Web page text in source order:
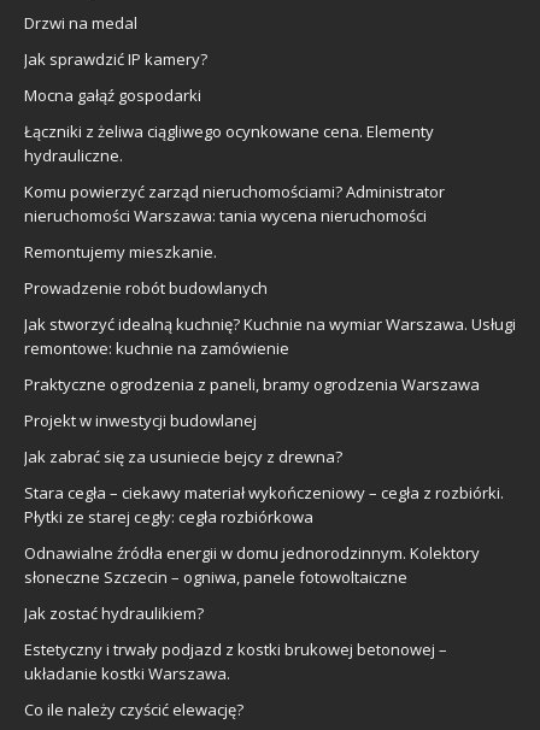
Drzwi na medal
Jak sprawdzić IP kamery?
Mocna gałąź gospodarki
Łączniki z żeliwa ciągliwego ocynkowane cena. Elementy
hydrauliczne.
Komu powierzyć zarząd nieruchomościami? Administrator
nieruchomości Warszawa: tania wycena nieruchomości
Remontujemy mieszkanie.
Prowadzenie robót budowlanych
Jak stworzyć idealną kuchnię? Kuchnie na wymiar Warszawa. Usługi
remontowe: kuchnie na zamówienie
Praktyczne ogrodzenia z paneli, bramy ogrodzenia Warszawa
Projekt w inwestycji budowlanej
Jak zabrać się za usuniecie bejcy z drewna?
Stara cegła – ciekawy materiał wykończeniowy – cegła z rozbiórki.
Płytki ze starej cegły: cegła rozbiórkowa
Odnawialne źródła energii w domu jednorodzinnym. Kolektory
słoneczne Szczecin – ogniwa, panele fotowoltaiczne
Jak zostać hydraulikiem?
Estetyczny i trwały podjazd z kostki brukowej betonowej –
układanie kostki Warszawa.
Co ile należy czyścić elewację?